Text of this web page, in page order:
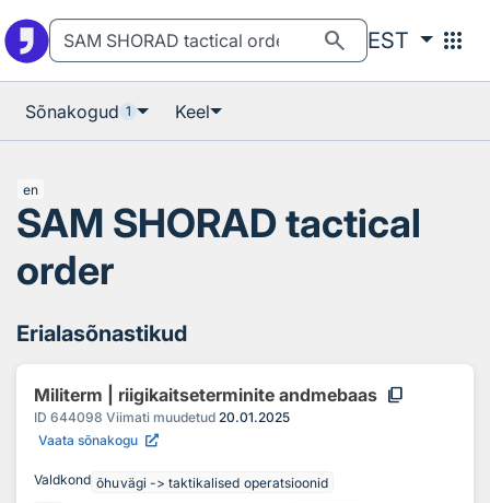
search EST apps
Sõnakogud 1 Keel
en
SAM SHORAD tactical
order
Erialasõnastikud
Militerm | riigikaitseterminite andmebaas content_copy
ID 644098 Viimati muudetud 20.01.2025
Vaata sõnakogu
Valdkond õhuvägi -> taktikalised operatsioonid